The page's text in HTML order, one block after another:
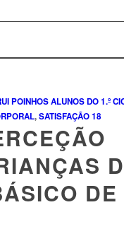
POINHOSALUNOS DO 1.º
,SATISFAÇÃO18
DE